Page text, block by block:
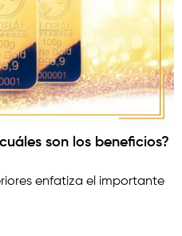
son los beneficios?
enfatiza el importante